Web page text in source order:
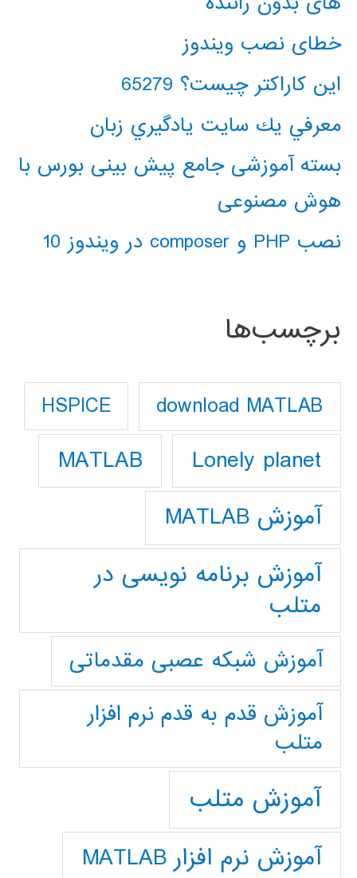
خطای نصب ویندوز
این کاراکتر چیست؟ 65279
معرفي يك سايت يادگيري زبان
بسته آموزشی جامع پیش بینی بورس با
هوش مصنوعی
نصب PHP و composer در ویندوز 10
برچسب‌ها
download MATLAB
HSPICE
Lonely planet
MATLAB
آموزش MATLAB
آموزش برنامه نویسی در
متلب
آموزش شبکه عصبی مقدماتی
آموزش قدم به قدم نرم افزار
متلب
آموزش متلب
آموزش نرم افزار MATLAB